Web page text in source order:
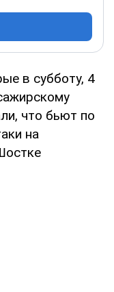
в субботу, 4
что бьют по
на